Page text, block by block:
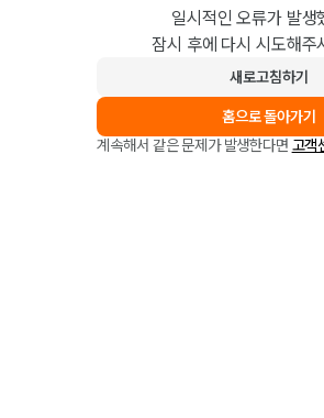
일시적인 오류가 발생
잠시 후에 다시 시도해주
새로고침하기
홈으로 돌아가기
계속해서 같은 문제가 발생한다면 고객